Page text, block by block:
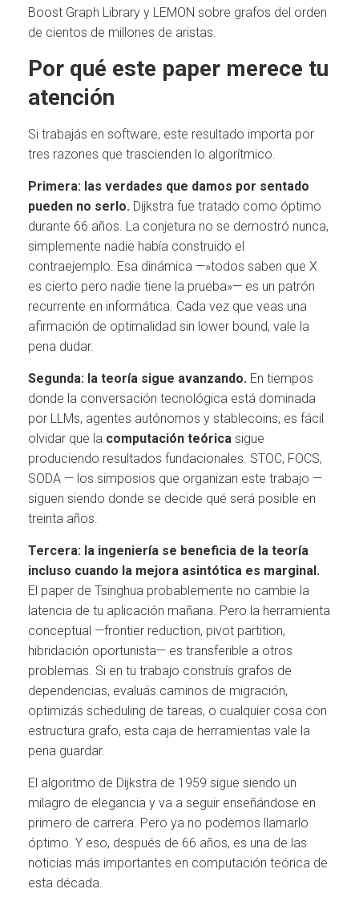
Boost Graph Library y LEMON sobre grafos del orden
de cientos de millones de aristas.
Por qué este paper merece tu
atención
Si trabajás en software, este resultado importa por
tres razones que trascienden lo algorítmico.
Primera: las verdades que damos por sentado
pueden no serlo. Dijkstra fue tratado como óptimo
durante 66 años. La conjetura no se demostró nunca,
simplemente nadie había construido el
contraejemplo. Esa dinámica —»todos saben que X
es cierto pero nadie tiene la prueba»— es un patrón
recurrente en informática. Cada vez que veas una
afirmación de optimalidad sin lower bound, vale la
pena dudar.
Segunda: la teoría sigue avanzando. En tiempos
donde la conversación tecnológica está dominada
por LLMs, agentes autónomos y stablecoins, es fácil
olvidar que la computación teórica sigue
produciendo resultados fundacionales. STOC, FOCS,
SODA — los simposios que organizan este trabajo —
siguen siendo donde se decide qué será posible en
treinta años.
Tercera: la ingeniería se beneficia de la teoría
incluso cuando la mejora asintótica es marginal.
El paper de Tsinghua probablemente no cambie la
latencia de tu aplicación mañana. Pero la herramienta
conceptual —frontier reduction, pivot partition,
hibridación oportunista— es transferible a otros
problemas. Si en tu trabajo construís grafos de
dependencias, evaluás caminos de migración,
optimizás scheduling de tareas, o cualquier cosa con
estructura grafo, esta caja de herramientas vale la
pena guardar.
El algoritmo de Dijkstra de 1959 sigue siendo un
milagro de elegancia y va a seguir enseñándose en
primero de carrera. Pero ya no podemos llamarlo
óptimo. Y eso, después de 66 años, es una de las
noticias más importantes en computación teórica de
esta década.